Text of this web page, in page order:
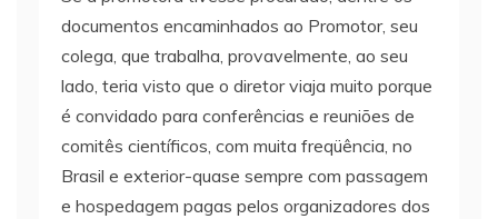
documentos encaminhados ao Promotor, seu
colega, que trabalha, provavelmente, ao seu
lado, teria visto que o diretor viaja muito porque
é convidado para conferências e reuniões de
comitês científicos, com muita freqüência, no
Brasil e exterior-quase sempre com passagem
e hospedagem pagas pelos organizadores dos